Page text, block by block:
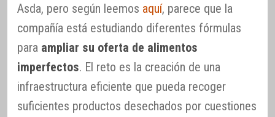
Asda, pero según leemos aquí, parece que la
compañía está estudiando diferentes fórmulas
para ampliar su oferta de alimentos
imperfectos. El reto es la creación de una
infraestructura eficiente que pueda recoger
suficientes productos desechados por cuestiones